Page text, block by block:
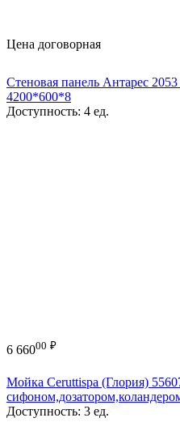
Цена договорная
Стеновая панель Антарес
4200*600*8
Доступность: 4 ед.
6 66000 ₽
Мойка Ceruttispa (Глория)
Доступность: 3 ед.